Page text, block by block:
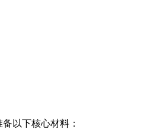
以下核心材料：